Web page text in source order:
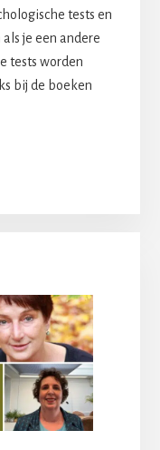
tests en
je een andere
tests worden
bij de boeken